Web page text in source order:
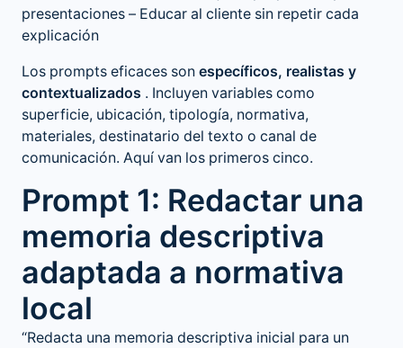
presentaciones – Educar al cliente sin repetir cada
explicación
Los prompts eficaces son específicos, realistas y
contextualizados . Incluyen variables como
superficie, ubicación, tipología, normativa,
materiales, destinatario del texto o canal de
comunicación. Aquí van los primeros cinco.
Prompt 1: Redactar una
memoria descriptiva
adaptada a normativa
local
“Redacta una memoria descriptiva inicial para un